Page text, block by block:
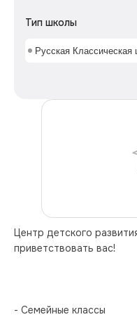
Тип школы
Русская
Центр детского
приветствовать вас!
- Семейные классы